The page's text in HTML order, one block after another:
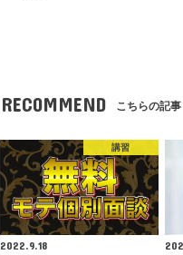
RECOMMEND こちらの記事
講習
2022.9.18